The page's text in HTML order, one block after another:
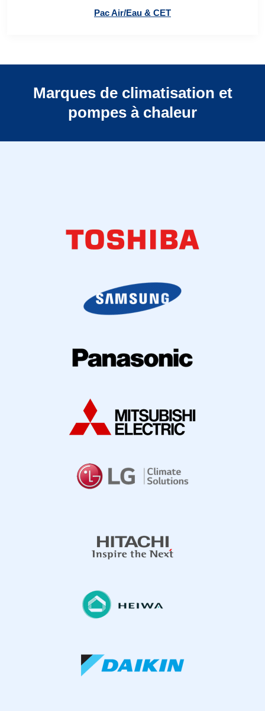
Pac Air/Eau & CET
Marques de climatisation et
pompes à chaleur